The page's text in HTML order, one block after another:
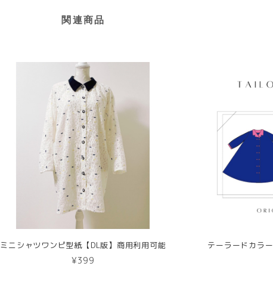
関連商品
ミニシャツワンピ型紙【DL版】商用利用可能
¥399